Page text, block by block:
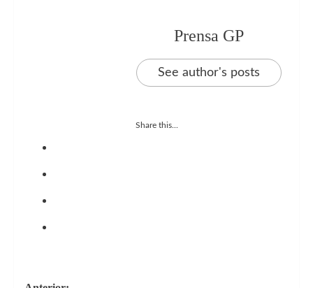
Prensa GP
See author's posts
Share this...